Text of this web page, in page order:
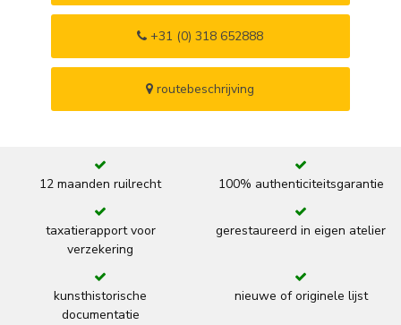
+31 (0) 318 652888
routebeschrijving
12 maanden ruilrecht 100% authenticiteitsgarantie
taxatierapport voor
verzekering
gerestaureerd in eigen atelier
kunsthistorische
documentatie
nieuwe of originele lijst